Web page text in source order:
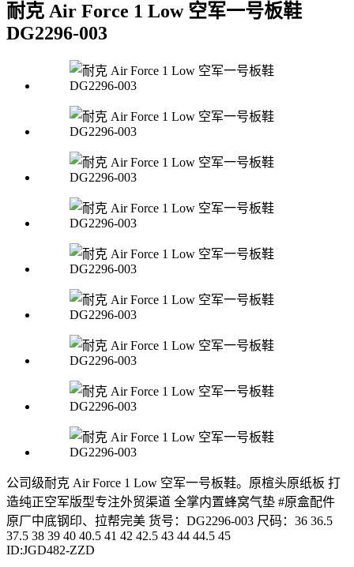
耐克 Air Force 1 Low 空军一号板鞋
DG2296-003
公司级耐克 Air Force 1 Low 空军一号板鞋。原楦头原纸板 打
造纯正空军版型专注外贸渠道 全掌内置蜂窝气垫 #原盒配件
原厂中底钢印、拉帮完美 货号：DG2296-003 尺码：36 36.5
37.5 38 39 40 40.5 41 42 42.5 43 44 44.5 45
ID:JGD482-ZZD